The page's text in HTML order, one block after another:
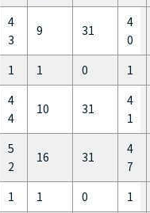
4
3
9 31
4
0
1 1 0 1
4
4
10 31
4
1
5
2
16 31
4
7
1 1 0 1